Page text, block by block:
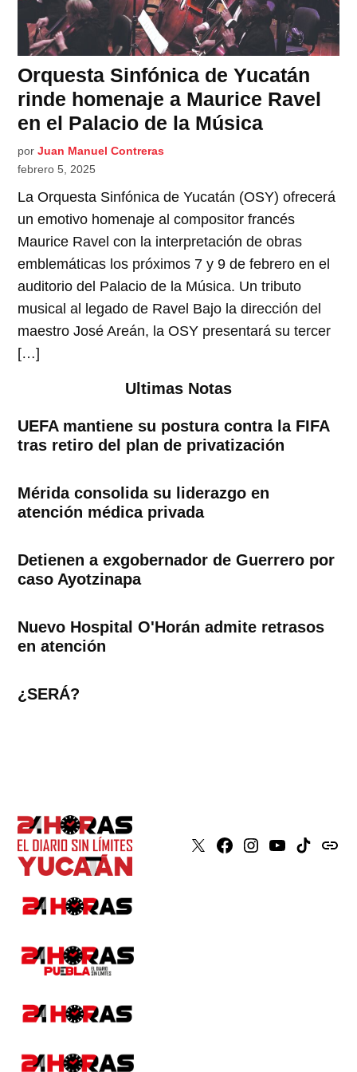
Orquesta Sinfónica de Yucatán
rinde homenaje a Maurice Ravel
en el Palacio de la Música
por Juan Manuel Contreras
febrero 5, 2025
La Orquesta Sinfónica de Yucatán (OSY) ofrecerá
un emotivo homenaje al compositor francés
Maurice Ravel con la interpretación de obras
emblemáticas los próximos 7 y 9 de febrero en el
auditorio del Palacio de la Música. Un tributo
musical al legado de Ravel Bajo la dirección del
maestro José Areán, la OSY presentará su tercer
[…]
Ultimas Notas
UEFA mantiene su postura contra la FIFA
tras retiro del plan de privatización
Mérida consolida su liderazgo en
atención médica privada
Detienen a exgobernador de Guerrero por
caso Ayotzinapa
Nuevo Hospital O'Horán admite retrasos
en atención
¿SERÁ?
X Faceboook
Instagram
YoutubeTiktokissuu